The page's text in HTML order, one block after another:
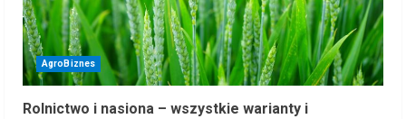
AgroBiznes
Rolnictwo i nasiona – wszystkie warianty i